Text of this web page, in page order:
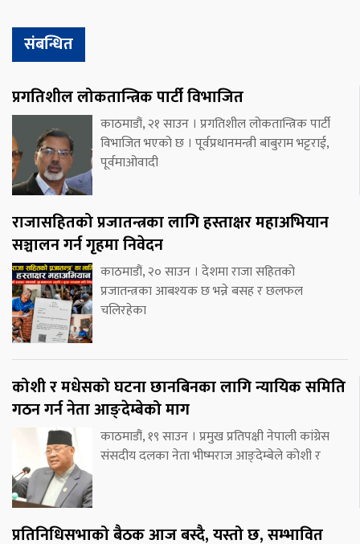
संबन्धित
प्रगतिशील लोकतान्त्रिक पार्टी विभाजित
काठमाडौं, २१ साउन । प्रगतिशील लोकतान्त्रिक पार्टी
विभाजित भएको छ । पूर्वप्रधानमन्त्री बाबुराम भट्टराई,
पूर्वमाओवादी
राजासहितको प्रजातन्त्रका लागि हस्ताक्षर महाअभियान
सञ्चालन गर्न गृहमा निवेदन
काठमाडौं, २० साउन । देशमा राजा सहितको
प्रजातन्त्रका आबश्यक छ भन्ने बसह र छलफल
चलिरहेका
कोशी र मधेसको घटना छानबिनका लागि न्यायिक समिति
गठन गर्न नेता आङ्देम्बेको माग
काठमाडौं, १९ साउन । प्रमुख प्रतिपक्षी नेपाली कांग्रेस
संसदीय दलका नेता भीष्मराज आङ्देम्बेले कोशी र
प्रतिनिधिसभाको बैठक आज बस्दै, यस्तो छ, सम्भावित